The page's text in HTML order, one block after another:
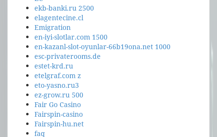
ekb-banki.ru 2500
elagentecine.cl
Emigration
en-iyi-slotlar.com 1500
en-kazanl-slot-oyunlar-66b19ona.net 1000
esc-privaterooms.de
estet-krd.ru
etelgraf.com z
eto-yasno.ru3
ez-grow.ru 500
Fair Go Casino
Fairspin-casino
Fairspin-hu.net
faq